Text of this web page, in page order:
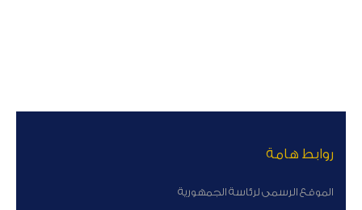
روابط هامة
الموقع الرسمى لرئاسة الجمهورية